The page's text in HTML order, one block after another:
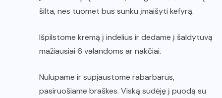
šilta, nes tuomet bus sunku įmaišyti kefyrą.
Išpilstome kremą į indelius ir dedame į šaldytuvą
mažiausiai 6 valandoms ar nakčiai.
Nulupame ir supjaustome rabarbarus,
pasiruošiame braškes. Viską sudėję į puodą su